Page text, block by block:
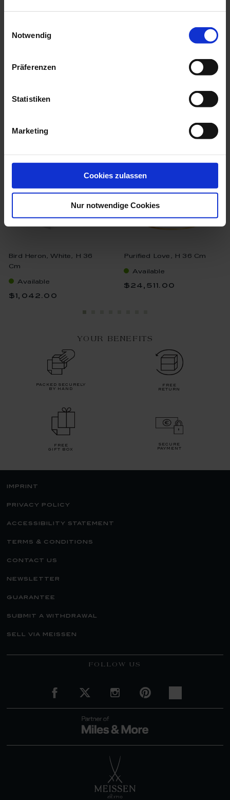
Notwendig
Präferenzen
Statistiken
Marketing
Cookies zulassen
Nur notwendige Cookies
Coloured, ...
$3,119.00
Bird Heron, White, H 36
Cm
Available
$1,042.00
Purified Love, H 36 Cm
Available
$24,511.00
YOUR BENEFITS
packed securely
by hand
free
return
free
gift box
secure
payment
imprint
privacy policy
accessibility statement
terms & conditions
contact us
newsletter
guarantee
submit a withdrawal
sell via meissen
FOLLOW US